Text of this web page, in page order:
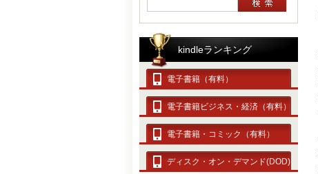
kindleランキング
電子書籍（有料）
電子書籍ビジネス・経済（有料）
電子書籍・コミック（有料）
ディスク・オン・デマンド(DOD)